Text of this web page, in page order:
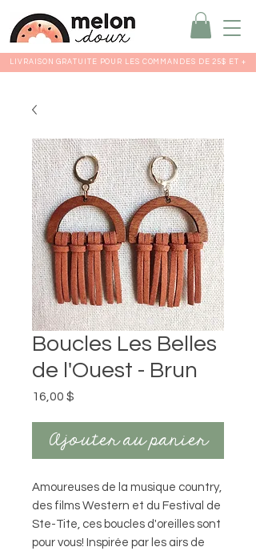
LIVRAISON GRATUITE POUR LES COMMANDES DE 25$ ET +
Boucles Les Belles
de l'Ouest - Brun
16,00 $
Ajouter au panier
Amoureuses de la musique country,
des films Western et du Festival de
Ste-Tite, ces boucles d'oreilles sont
pour vous! Inspirée par les airs de